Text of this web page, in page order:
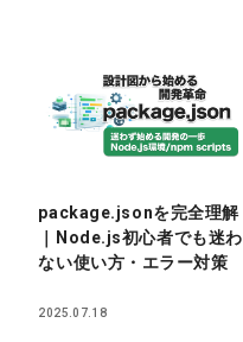
package.jsonを完全理解
｜Node.js初心者でも迷わ
ない使い方・エラー対策
2025.07.18